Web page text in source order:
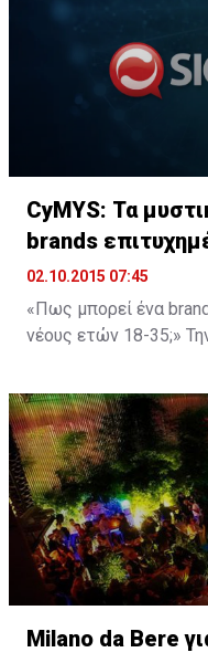
διαδραματίζει στην
από άλλες εταιρείες. Στενός συνεργάτης της Biblio
Globus H Transaero
CyMYS: Τα
brands
02.10.2015 07:45
«Πως μπορεί ένα
νέους ετών 18-35;»
CyMYS και η
blogger Κατερίνα
διοργάνωσε ο CyMYS
της
Milano da Bere